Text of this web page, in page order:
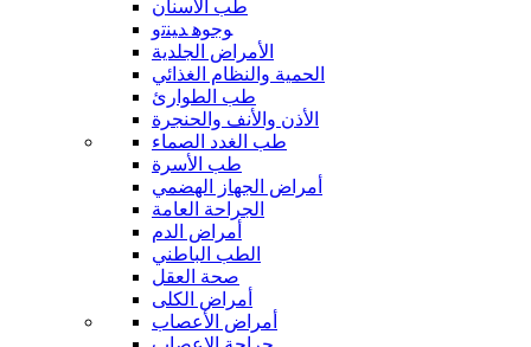
طب الأسنان
ﻮﺟﻮﻫ ﺪﻴﻨﺗﻭ
الأمراض الجلدية
الحمية والنظام الغذائي
طب الطوارئ
الأذن والأنف والحنجرة
طب الغدد الصماء
طب الأسرة
أمراض الجهاز الهضمي
الجراحة العامة
أمراض الدم
الطب الباطني
صحة العقل
أمراض الكلى
أمراض الأعصاب